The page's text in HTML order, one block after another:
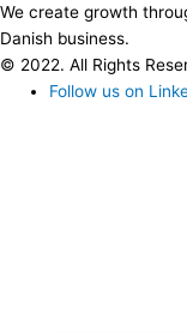
We create growth
Danish business.
© 2022. All Rights
Follow us on